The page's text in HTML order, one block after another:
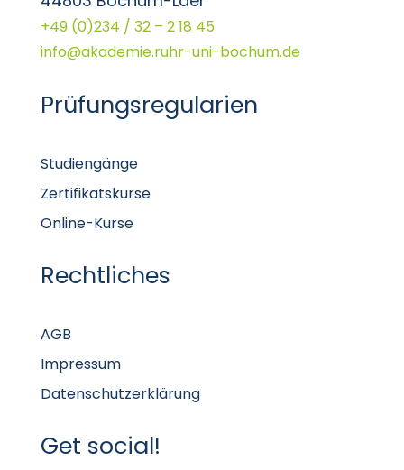
+49 (0)234 / 32 – 2 18 45
info@akademie.ruhr-uni-bochum.de
Prüfungsregularien
Studiengänge
Zertifikatskurse
Online-Kurse
Rechtliches
AGB
Impressum
Datenschutzerklärung
Get social!